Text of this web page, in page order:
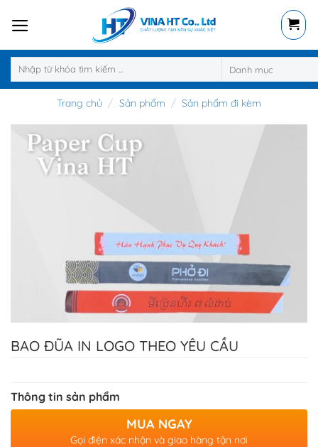
Trang chủ / Sản phẩm / Sản phẩm đi kèm
BAO ĐŨA IN LOGO THEO YÊU CẦU
Thông tin sản phẩm
MUA NGAY
Gọi điện xác nhận và giao hàng tận nơi